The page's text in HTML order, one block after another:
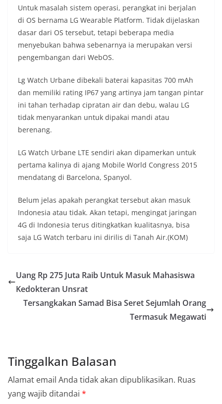
Untuk masalah sistem operasi, perangkat ini berjalan
di OS bernama LG Wearable Platform. Tidak dijelaskan
dasar dari OS tersebut, tetapi beberapa media
menyebukan bahwa sebenarnya ia merupakan versi
pengembangan dari WebOS.
Lg Watch Urbane dibekali baterai kapasitas 700 mAh
dan memiliki rating IP67 yang artinya jam tangan pintar
ini tahan terhadap cipratan air dan debu, walau LG
tidak menyarankan untuk dipakai mandi atau
berenang.
LG Watch Urbane LTE sendiri akan dipamerkan untuk
pertama kalinya di ajang Mobile World Congress 2015
mendatang di Barcelona, Spanyol.
Belum jelas apakah perangkat tersebut akan masuk
Indonesia atau tidak. Akan tetapi, mengingat jaringan
4G di Indonesia terus ditingkatkan kualitasnya, bisa
saja LG Watch terbaru ini dirilis di Tanah Air.(KOM)
Uang Rp 275 Juta Raib Untuk Masuk Mahasiswa
Kedokteran Unsrat
Tersangkakan Samad Bisa Seret Sejumlah Orang
Termasuk Megawati
Tinggalkan Balasan
Alamat email Anda tidak akan dipublikasikan. Ruas
yang wajib ditandai *